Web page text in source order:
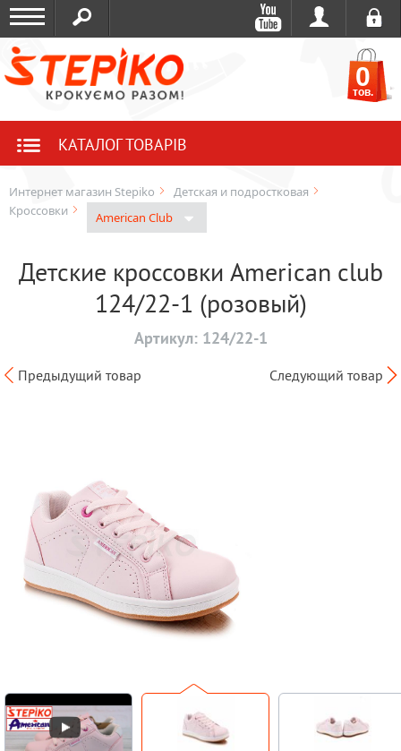
0
тов.
КАТАЛОГ ТОВАРІВ
Интернет магазин Stepiko
Детская и подростковая
Кроссовки
American Club
Детские кроссовки American club
124/22-1 (розовый)
Артикул: 124/22-1
Предыдущий товар Следующий товар